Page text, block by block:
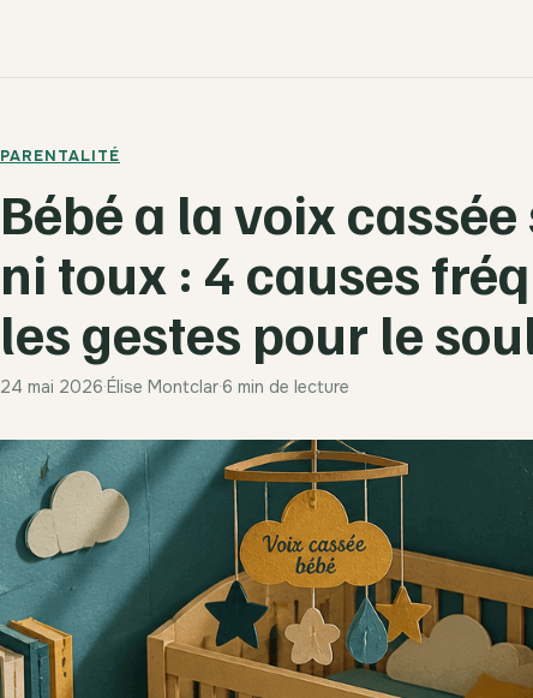
PARENTALITÉ
Bébé a la voix
ni toux : 4 causes
les gestes pour le
24 mai 2026·Élise Montclar·6 min de lecture